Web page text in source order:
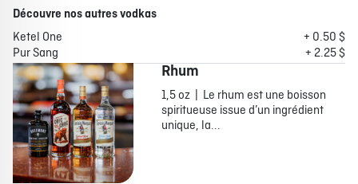
Découvre nos autres vodkas
Ketel One
+ 0.50 $
Pur Sang
+ 2.25 $
Rhum
1,5 oz | Le rhum est une boisson
spiritueuse issue d’un ingrédient
unique, la...